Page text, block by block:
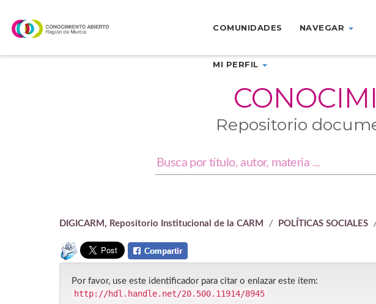
navigation
COMUNIDADES NAVEGAR
MI PERFIL
Repositorio
DIGICARM, Repositorio Institucional de la CARM POLÍTICAS SOCIALES
Por favor, use este identificador para citar o enlazar este ítem:
http://hdl.handle.net/20.500.11914/8945